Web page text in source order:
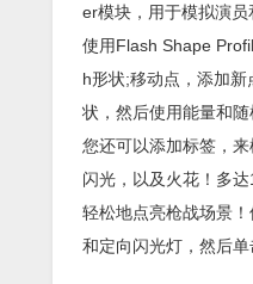
er模块，用于模拟演员
使用Flash Shape
h形状;移动点，添加
状，然后使用能量和随
您还可以添加标签，
闪光，以及火花！多
轻松地点亮枪战场景
和定向闪光灯，然后单